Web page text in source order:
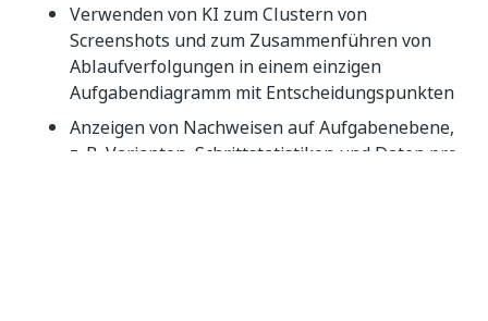
Verwenden von KI zum Clustern von
Screenshots und zum Zusammenführen von
Ablaufverfolgungen in einem einzigen
Aufgabendiagramm mit Entscheidungspunkten
Anzeigen von Nachweisen auf Aufgabenebene,
z. B. Varianten, Schrittstatistiken und Daten pro